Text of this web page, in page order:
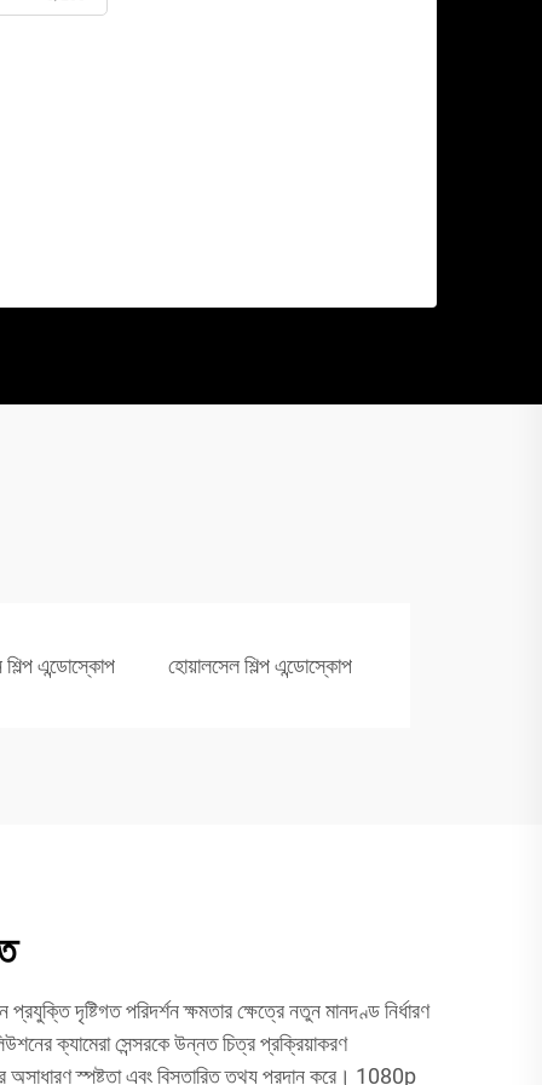
এন্ডোস্কোপ হোয়ালসেল শিল্প এন্ডোস্কোপ
দৃষ্টিগত পরিদর্শন ক্ষমতার ক্ষেত্রে নতুন মানদণ্ড নির্ধারণ
ক্যামেরা সেন্সরকে উন্নত চিত্র প্রক্রিয়াকরণ
অসাধারণ স্পষ্টতা এবং বিস্তারিত তথ্য প্রদান করে। 1080p